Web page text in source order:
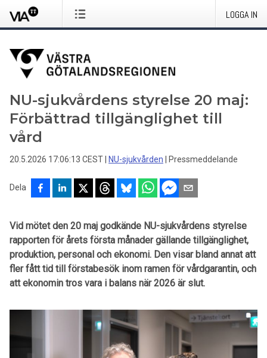
LOGGA IN
NU-sjukvårdens styrelse 20 maj:
Förbättrad tillgänglighet till
vård
20.5.2026 17:06:13 CEST NU-sjukvården Pressmeddelande
Dela
Vid mötet den 20 maj godkände NU-sjukvårdens styrelse
rapporten för årets första månader gällande tillgänglighet,
produktion, personal och ekonomi. Den visar bland annat att
fler fått tid till förstabesök inom ramen för vårdgarantin, och
att ekonomin tros vara i balans när 2026 är slut.